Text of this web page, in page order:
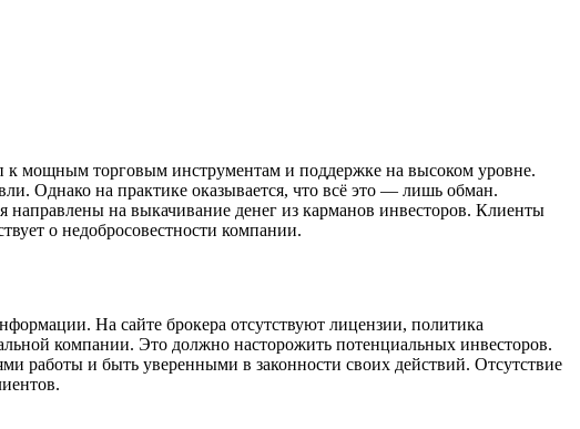
к мощным торговым инструментам и поддержке на высоком уровне.
Однако на практике оказывается, что всё это — лишь обман.
направлены на выкачивание денег из карманов инвесторов. Клиенты
о недобросовестности компании.
На сайте брокера отсутствуют лицензии, политика
компании. Это должно насторожить потенциальных инвесторов.
работы и быть уверенными в законности своих действий. Отсутствие